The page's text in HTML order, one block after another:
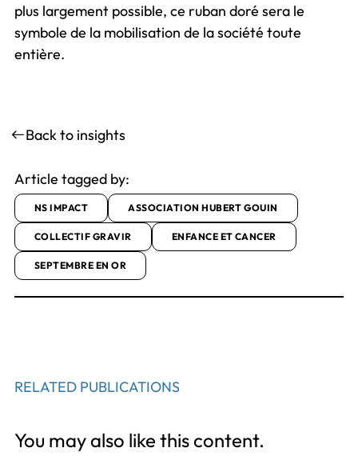
plus largement possible, ce ruban doré sera le
symbole de la mobilisation de la société toute
entière.
Back to insights
Article tagged by:
NS IMPACT ASSOCIATION HUBERT GOUIN
COLLECTIF GRAVIR ENFANCE ET CANCER
SEPTEMBRE EN OR
RELATED PUBLICATIONS
You may also like this content.